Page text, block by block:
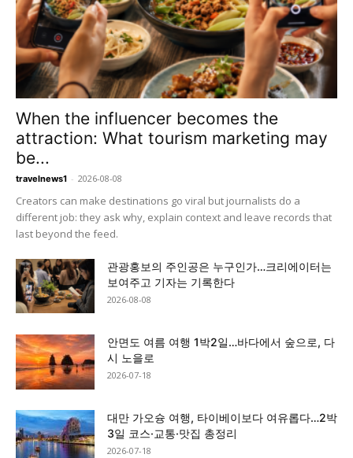
When the influencer becomes the
attraction: What tourism marketing may
be...
travelnews1 - 2026-08-08
Creators can make destinations go viral but journalists do a
different job: they ask why, explain context and leave records that
last beyond the feed.
관광홍보의 주인공은 누구인가…크리에이터는
보여주고 기자는 기록한다
2026-08-08
안면도 여름 여행 1박2일…바다에서 숲으로, 다
시 노을로
2026-07-18
대만 가오슝 여행, 타이베이보다 여유롭다…2박
3일 코스·교통·맛집 총정리
2026-07-18